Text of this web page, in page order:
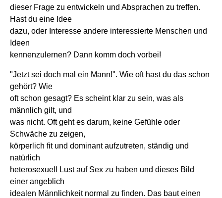
dieser Frage zu entwickeln und Absprachen zu treffen.
Hast du eine Idee
dazu, oder Interesse andere interessierte Menschen und
Ideen
kennenzulernen? Dann komm doch vorbei!
"Jetzt sei doch mal ein Mann!". Wie oft hast du das schon
gehört? Wie
oft schon gesagt? Es scheint klar zu sein, was als
männlich gilt, und
was nicht. Oft geht es darum, keine Gefühle oder
Schwäche zu zeigen,
körperlich fit und dominant aufzutreten, ständig und
natürlich
heterosexuell Lust auf Sex zu haben und dieses Bild
einer angeblich
idealen Männlichkeit normal zu finden. Das baut einen